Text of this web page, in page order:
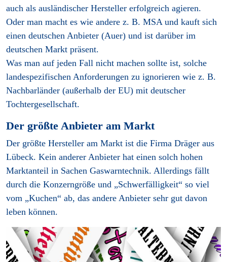
auch als ausländischer Hersteller erfolgreich agieren.
Oder man macht es wie andere z. B. MSA und kauft sich
einen deutschen Anbieter (Auer) und ist darüber im
deutschen Markt präsent.
Was man auf jeden Fall nicht machen sollte ist, solche
landespezifischen Anforderungen zu ignorieren wie z. B.
Nachbarländer (außerhalb der EU) mit deutscher
Tochtergesellschaft.
Der größte Anbieter am Markt
Der größte Hersteller am Markt ist die Firma Dräger aus
Lübeck. Kein anderer Anbieter hat einen solch hohen
Marktanteil in Sachen Gaswarntechnik. Allerdings fällt
durch die Konzerngröße und „Schwerfälligkeit“ so viel
vom „Kuchen“ ab, das andere Anbieter sehr gut davon
leben können.